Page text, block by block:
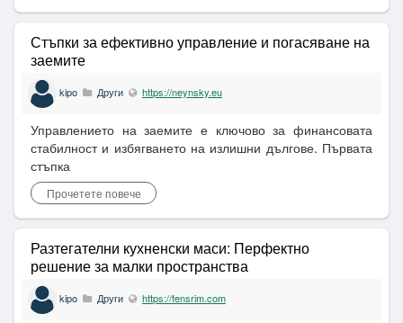
Стъпки за ефективно управление и погасяване на
заемите
kipo Други https://neynsky.eu
Управлението на заемите е ключово за финансовата
стабилност и избягването на излишни дългове. Първата
стъпка
Прочетете повече
Разтегателни кухненски маси: Перфектно
решение за малки пространства
kipo Други https://fensrim.com